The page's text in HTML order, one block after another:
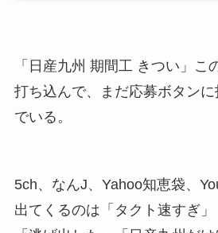
「日産九州 期間工 きつい」こ
打ち込んで、まだ応募ボタン
でいる。
5ch、なんJ、Yahoo知恵袋、
出てくるのは「タクト速すぎ」